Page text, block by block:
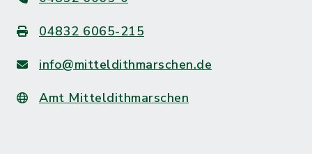
04832 6065-215
info@mitteldithmarschen.de
Amt Mitteldithmarschen